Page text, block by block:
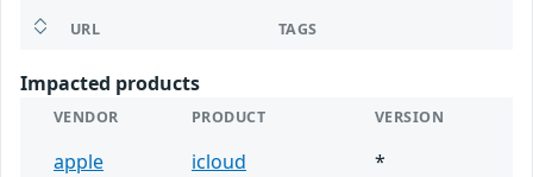
URL TAGS
Impacted products
VENDOR PRODUCT VERSION
apple icloud
*